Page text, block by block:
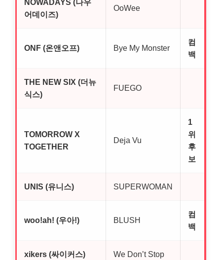
어데이즈)
OoWee
ONF (온앤오프) Bye My Monster
컴
백
THE NEW SIX (더뉴
식스)
FUEGO
TOMORROW X
TOGETHER
Deja Vu
1
위
후
보
UNIS (유니스) SUPERWOMAN
woo!ah! (우아!) BLUSH
컴
백
xikers (싸이커스) We Don’t Stop